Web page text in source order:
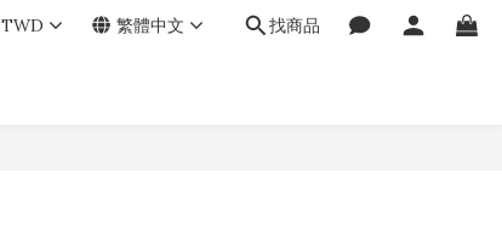
TWD 繁體中文 找商品